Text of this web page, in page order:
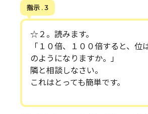
指示 . 3
☆２。読みます。
「１０倍、１００倍すると、位
のようになりますか。」
隣と相談しなさい。
これはとっても簡単です。